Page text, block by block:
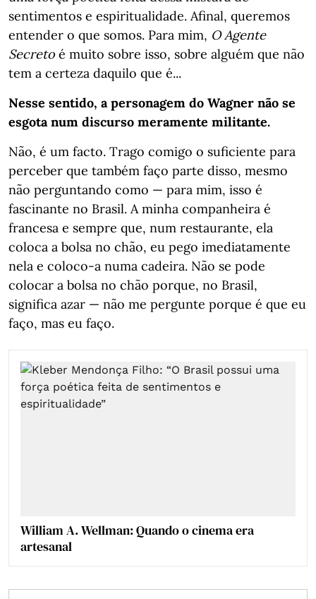
sentimentos e espiritualidade. Afinal, queremos
entender o que somos. Para mim, O Agente
Secreto é muito sobre isso, sobre alguém que não
tem a certeza daquilo que é...
Nesse sentido, a personagem do Wagner não se
esgota num discurso meramente militante.
Não, é um facto. Trago comigo o suficiente para
perceber que também faço parte disso, mesmo
não perguntando como — para mim, isso é
fascinante no Brasil. A minha companheira é
francesa e sempre que, num restaurante, ela
coloca a bolsa no chão, eu pego imediatamente
nela e coloco-a numa cadeira. Não se pode
colocar a bolsa no chão porque, no Brasil,
significa azar — não me pergunte porque é que eu
faço, mas eu faço.
William A. Wellman: Quando o cinema era
artesanal